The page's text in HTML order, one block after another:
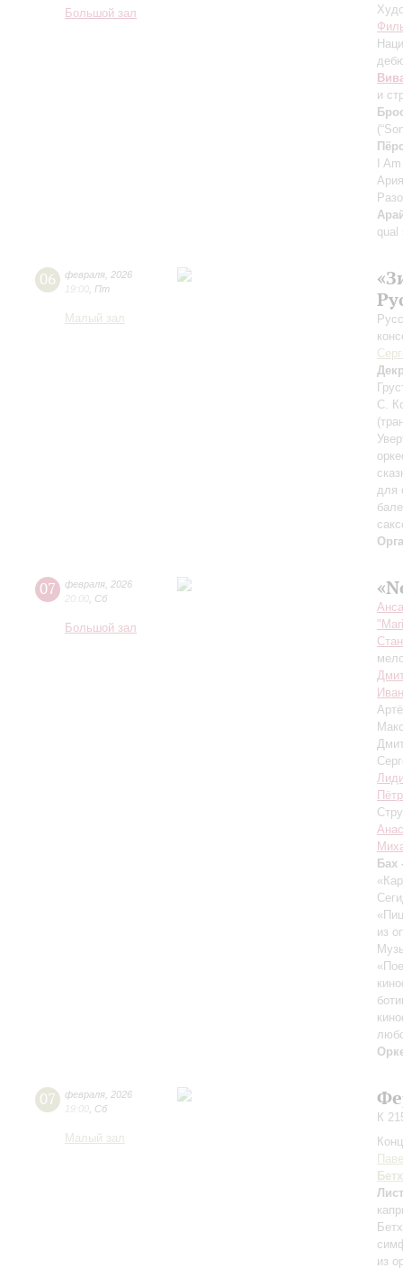
Большой зал
и
I
qual
06 февраля 2026
19:00 Пт
Малый зал
С.
для
07 февраля 2026
20:00 Сб
Большой зал
Бах
из
07 февраля 2026
19:00 Сб
Малый зал
К
Лист
из